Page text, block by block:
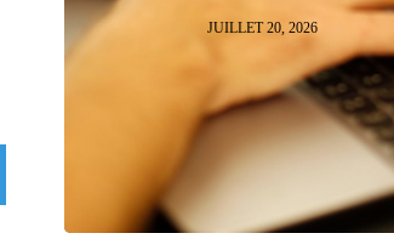
JUILLET 20, 2026